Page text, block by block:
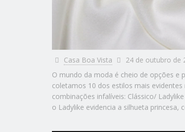
Casa Boa Vista 24 de outubro de
O mundo da moda é cheio de opções e
coletamos 10 dos estilos mais
combinações infalíveis: Clássico/
o Ladylike evidencia a silhueta princesa,